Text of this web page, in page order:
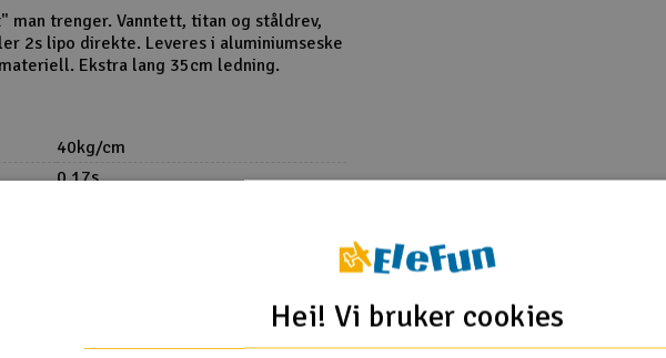
man trenger. Vanntett, titan og ståldrev,
2s lipo direkte. Leveres i aluminiumseske
Ekstra lang 35cm ledning.
40kg/cm
0.17s
Hei! Vi bruker cookies